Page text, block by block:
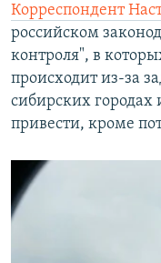
Корреспондент
российском
контроля", в
происходит из-за
сибирских
привести, кроме